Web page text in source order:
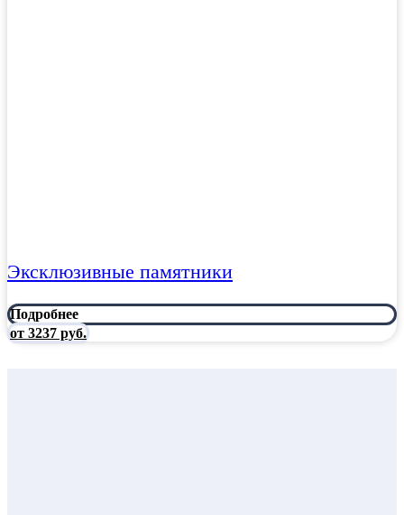
Эксклюзивные памятники
Подробнее
от 3237 руб.